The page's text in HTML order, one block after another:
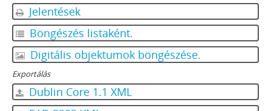
Jelentések
Böngészés listaként.
Digitális objektumok böngészése.
Exportálás
Dublin Core 1.1 XML